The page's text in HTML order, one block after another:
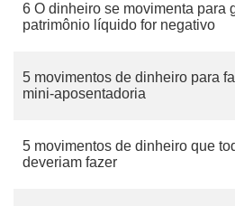
6 O dinheiro se movimenta para
patrimônio líquido for negativo
5 movimentos de dinheiro para
mini-aposentadoria
5 movimentos de dinheiro que
deveriam fazer